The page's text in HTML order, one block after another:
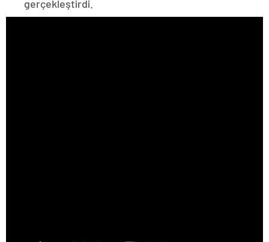
gerçekleştirdi.